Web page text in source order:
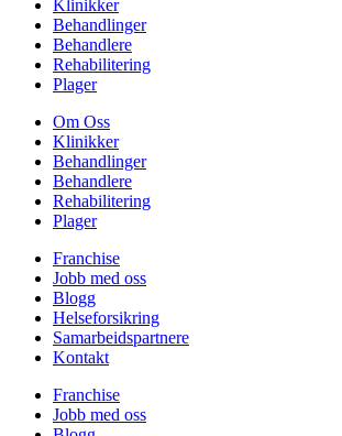
Klinikker
Behandlinger
Behandlere
Rehabilitering
Plager
Om Oss
Klinikker
Behandlinger
Behandlere
Rehabilitering
Plager
Franchise
Jobb med oss
Blogg
Helseforsikring
Samarbeidspartnere
Kontakt
Franchise
Jobb med oss